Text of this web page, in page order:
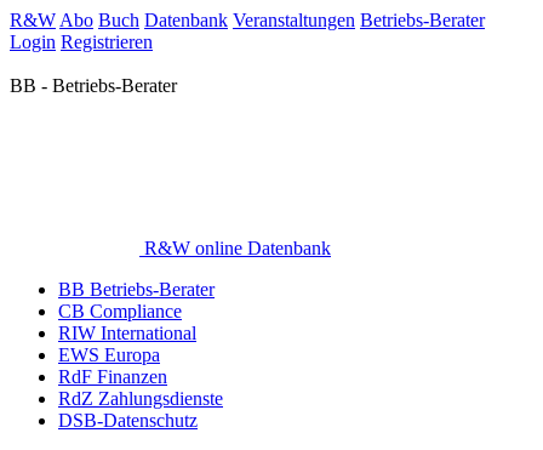
R&W Abo Buch Datenbank Veranstaltungen Betriebs-Berater
Login Registrieren
BB - Betriebs-Berater
R&W online Datenbank
BB Betriebs-Berater
CB Compliance
RIW International
EWS Europa
RdF Finanzen
RdZ Zahlungsdienste
DSB-Datenschutz